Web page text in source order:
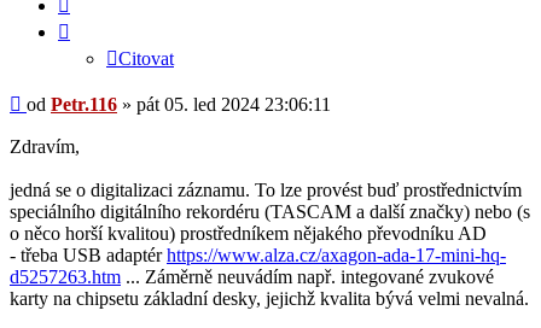
Citovat
Příspěvek
od Petr.116 » pát 05. led 2024 23:06:11
Zdravím,
jedná se o digitalizaci záznamu. To lze provést buď prostřednictvím
speciálního digitálního rekordéru (TASCAM a další značky) nebo (s
o něco horší kvalitou) prostředníkem nějakého převodníku AD
- třeba USB adaptérhttps://www.alza.cz/axagon-ada-17-mini-hq-
d5257263.htm ... Záměrně neuvádím např. integované zvukové
karty na chipsetu základní desky, jejichž kvalita bývá velmi nevalná.